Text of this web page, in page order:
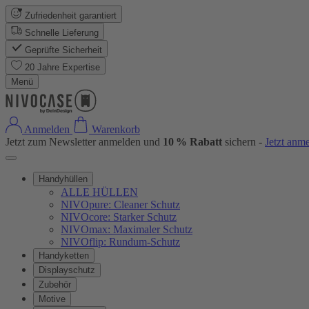
Zufriedenheit garantiert
Schnelle Lieferung
Geprüfte Sicherheit
20 Jahre Expertise
Menü
Anmelden
Warenkorb
Jetzt zum Newsletter anmelden und 10 % Rabatt sichern - Jetzt
Handyhüllen
ALLE HÜLLEN
NIVOpure: Cleaner Schutz
NIVOcore: Starker Schutz
NIVOmax: Maximaler Schutz
NIVOflip: Rundum-Schutz
Handyketten
Displayschutz
Zubehör
Motive